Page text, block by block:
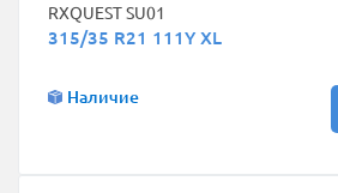
RXQUEST SU01
315/35 R21 111Y XL
Наличие